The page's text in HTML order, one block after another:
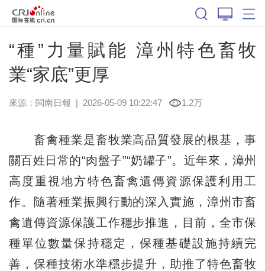
“種”力量賦能 漳州特色畜牧
業“家底”更厚
來源： 閩南日報 | 2026-05-09 10:22:47 1.2万
畜禽種業是畜牧業高品質發展的根基，事
關百姓日常的“肉盤子”“奶罐子”。近年來，漳州
高度重視地方特色畜禽遺傳資源保護利用工
作。隨著種業振興行動的深入實施，漳州市畜
禽遺傳資源保護工作穩步推進，目前，全市保
種單位數量保持穩定，保種基礎設施持續完
善，保種技術水準穩步提升，助推了特色畜牧